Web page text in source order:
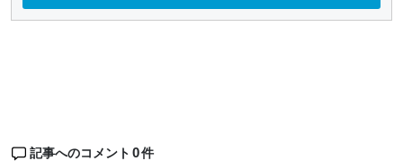
記事へのコメント 0件